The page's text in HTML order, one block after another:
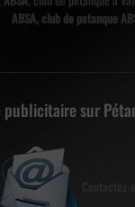
ABSA, club de petanque
sur